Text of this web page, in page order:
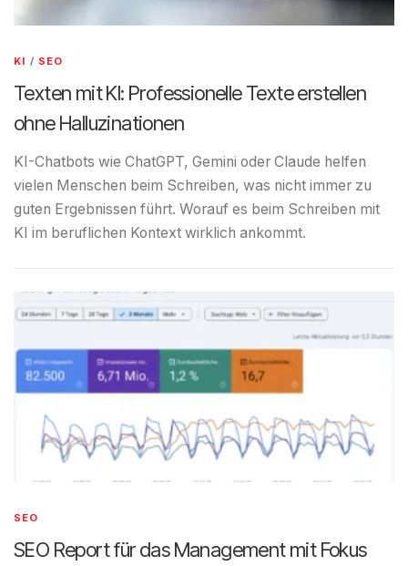
KI / SEO
Texten mit KI: Professionelle Texte erstellen
ohne Halluzinationen
KI-Chatbots wie ChatGPT, Gemini oder Claude helfen
vielen Menschen beim Schreiben, was nicht immer zu
guten Ergebnissen führt. Worauf es beim Schreiben mit
KI im beruflichen Kontext wirklich ankommt.
SEO
SEO Report für das Management mit Fokus